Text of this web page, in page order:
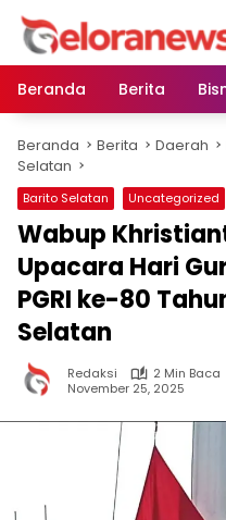
Langsung
konten
Beranda
Berita
Beranda Berita Daerah
Selatan
Barito Selatan Uncategorized
Wabup
Upacara Hari
PGRI ke-80
Selatan‎
Redaksi
2 Min Baca
November 25, 2025